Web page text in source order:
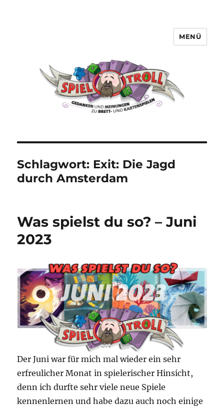
MENÜ
Schlagwort: Exit: Die Jagd
durch Amsterdam
Was spielst du so? – Juni
2023
Der Juni war für mich mal wieder ein sehr
erfreulicher Monat in spielerischer Hinsicht,
denn ich durfte sehr viele neue Spiele
kennenlernen und habe dazu auch noch einige